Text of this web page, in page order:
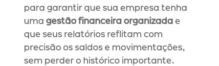
para garantir que sua empresa tenha
uma gestão financeira organizada e
que seus relatórios reflitam com
precisão os saldos e movimentações,
sem perder o histórico importante.